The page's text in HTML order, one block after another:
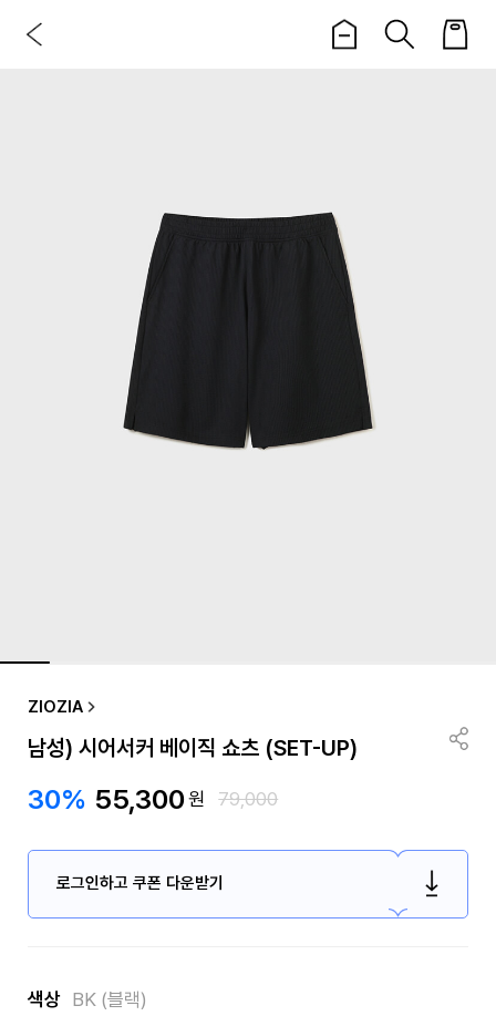
ZIOZIA
남성) 시어서커 베이직 쇼츠 (SET-UP)
30% 55,300원 79,000
로그인하고 쿠폰 다운받기
색상 BK (블랙)